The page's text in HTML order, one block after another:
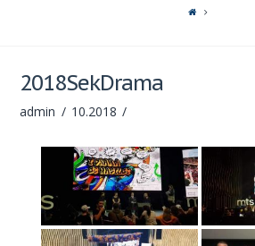
2018SekDrama
admin 10.2018